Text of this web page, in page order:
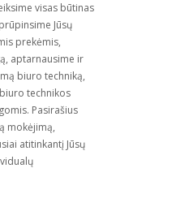
visas būtinas
Jūsų
prekėmis,
aptarnausime ir
biuro techniką,
technikos
Pasirašius
mokėjimą,
atitinkantį Jūsų